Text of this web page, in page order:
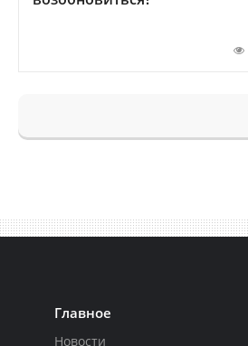
Главное
Новости